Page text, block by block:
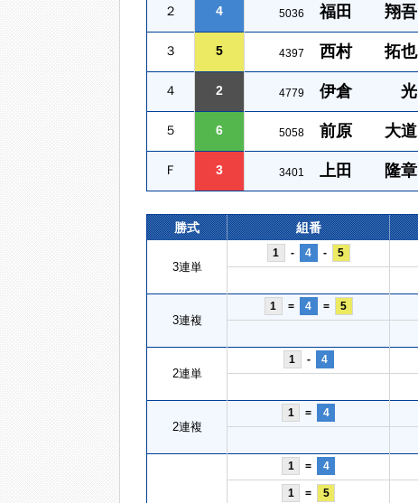
２ 4 5036 福田 翔吾
３ 5 4397 西村 拓也
４ 2 4779 伊倉 光
５ 6 5058 前原 大道
Ｆ 3 3401 上田 隆章
勝式 組番
3連単
1 - 4 - 5
3連複
1 = 4 = 5
2連単
1 - 4
2連複
1 = 4
1 = 4
1 = 5